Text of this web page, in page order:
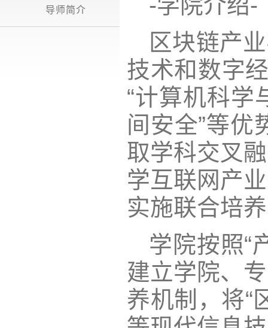
导师简介
区块链产
技术和数字
“计算机科学
间安全”等优
取学科交叉
学互联网产
实施联合培
学院按照“
建立学院、
养机制，将“